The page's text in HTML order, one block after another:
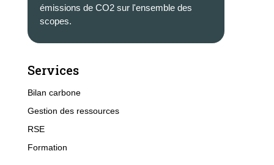
émissions de CO2 sur l'ensemble des
scopes.
Services
Bilan carbone
Gestion des ressources
RSE
Formation